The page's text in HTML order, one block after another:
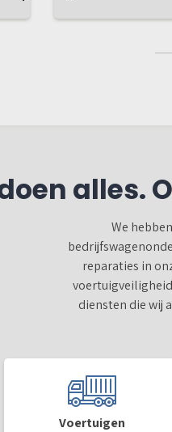
alles.
We
reparaties in
diensten die wij
Voertuigen